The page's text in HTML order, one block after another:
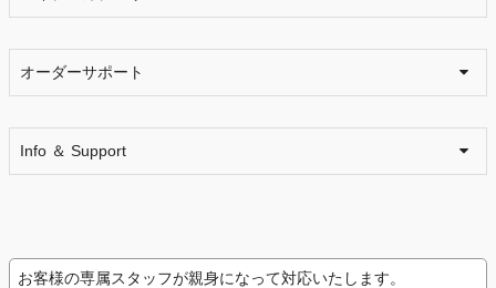
オーダーサポート
Info ＆ Support
お客様の専属スタッフが親身になって対応いたします。